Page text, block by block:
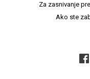
Za zasnivanje
Ako ste